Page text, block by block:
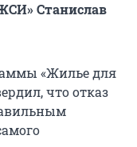
Станислав
«Жилье для
что отказ